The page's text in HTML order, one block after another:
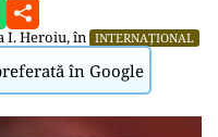
I. Heroiu, în INTERNAȚIONAL
în Google